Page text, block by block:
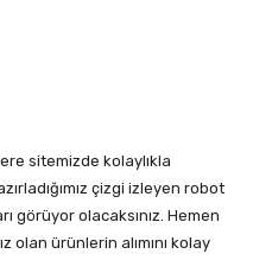
sitemizde kolaylıkla
çizgi izleyen robot
görüyor olacaksınız. Hemen
olan ürünlerin alımını kolay